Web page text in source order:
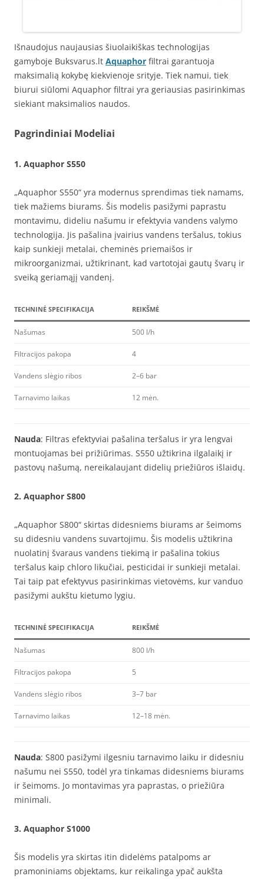
Išnaudojus naujausias šiuolaikiškas technologijas
gamyboje Buksvarus.lt Aquaphor filtrai garantuoja
maksimalią kokybę kiekvienoje srityje. Tiek namui, tiek
biurui siūlomi Aquaphor filtrai yra geriausias pasirinkimas
siekiant maksimalios naudos.
Pagrindiniai Modeliai
1. Aquaphor S550
„Aquaphor S550“ yra modernus sprendimas tiek namams,
tiek mažiems biurams. Šis modelis pasižymi paprastu
montavimu, dideliu našumu ir efektyvia vandens valymo
technologija. Jis pašalina įvairius vandens teršalus, tokius
kaip sunkieji metalai, cheminės priemaišos ir
mikroorganizmai, užtikrinant, kad vartotojai gautų švarų ir
sveiką geriamąjį vandenį.
TECHNINĖ SPECIFIKACIJA REIKŠMĖ
Našumas 500 l/h
Filtracijos pakopa 4
Vandens slėgio ribos 2–6 bar
Tarnavimo laikas 12 mėn.
Nauda: Filtras efektyviai pašalina teršalus ir yra lengvai
montuojamas bei prižiūrimas. S550 užtikrina ilgalaikį ir
pastovų našumą, nereikalaujant didelių priežiūros išlaidų.
2. Aquaphor S800
„Aquaphor S800“ skirtas didesniems biurams ar šeimoms
su didesniu vandens suvartojimu. Šis modelis užtikrina
nuolatinį švaraus vandens tiekimą ir pašalina tokius
teršalus kaip chloro likučiai, pesticidai ir sunkieji metalai.
Tai taip pat efektyvus pasirinkimas vietovėms, kur vanduo
pasižymi aukštu kietumo lygiu.
TECHNINĖ SPECIFIKACIJA REIKŠMĖ
Našumas 800 l/h
Filtracijos pakopa 5
Vandens slėgio ribos 3–7 bar
Tarnavimo laikas 12–18 mėn.
Nauda: S800 pasižymi ilgesniu tarnavimo laiku ir didesniu
našumu nei S550, todėl yra tinkamas didesniems biurams
ir šeimoms. Jo montavimas yra paprastas, o priežiūra
minimali.
3. Aquaphor S1000
Šis modelis yra skirtas itin didelėms patalpoms ar
pramoniniams objektams, kur reikalinga ypač aukšta